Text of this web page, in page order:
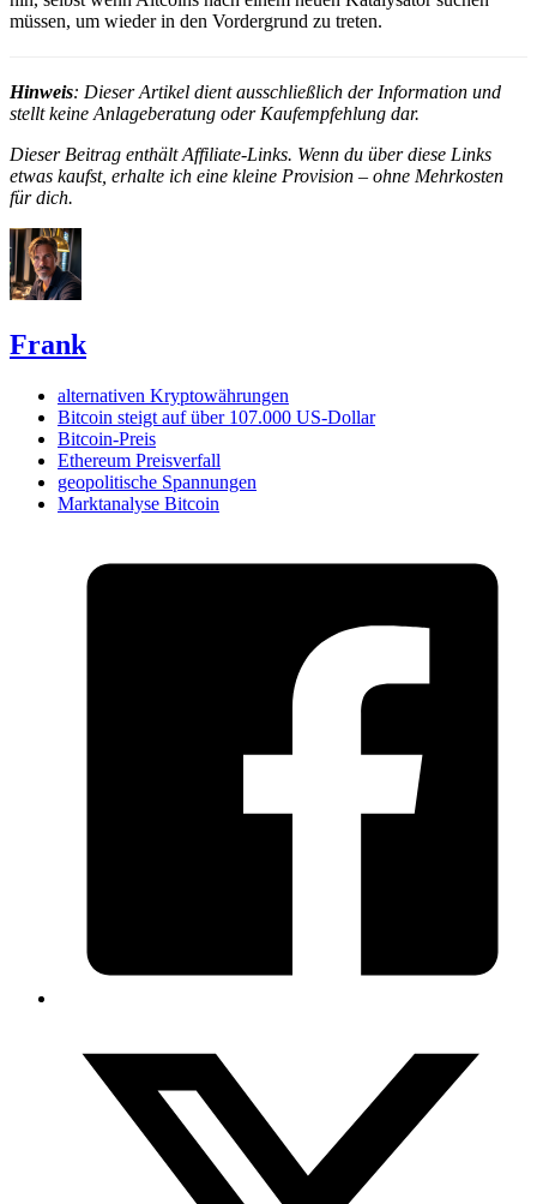
müssen, um wieder in den Vordergrund zu treten.
Hinweis: Dieser Artikel dient ausschließlich der Information und
stellt keine Anlageberatung oder Kaufempfehlung dar.
Dieser Beitrag enthält Affiliate-Links. Wenn du über diese Links
etwas kaufst, erhalte ich eine kleine Provision – ohne Mehrkosten
für dich.
Frank
alternativen Kryptowährungen
Bitcoin steigt auf über 107.000 US-Dollar
Bitcoin-Preis
Ethereum Preisverfall
geopolitische Spannungen
Marktanalyse Bitcoin